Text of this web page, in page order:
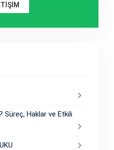
Süreç, Haklar ve Etkili